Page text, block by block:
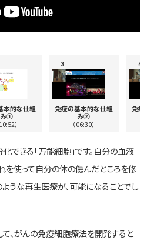
本的な仕組
み①
）
免疫の基本的な仕組
み②
（06:30）
免疫
できる「万能細胞」です。自分の血液
を使って自分の体の傷んだところを修
ような再生医療が、可能になることでし
、がんの免疫細胞療法を開発すると